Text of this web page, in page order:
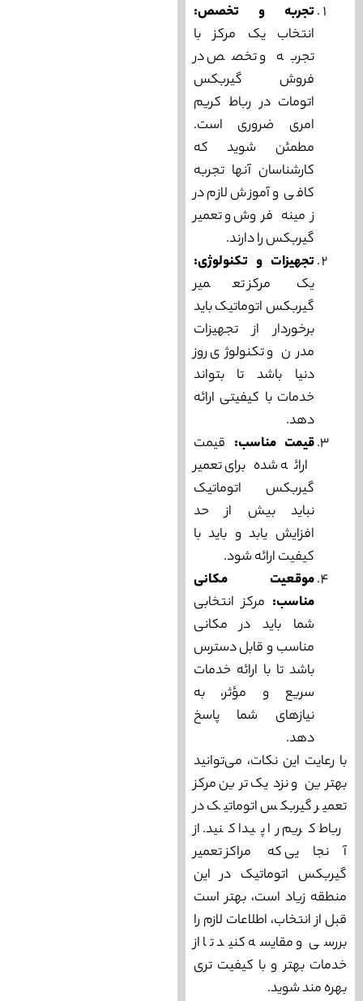
تجربه و تخصص:
انتخاب یک مرکز با
تجربه و تخصص در
فروش گیربکس
اتومات در رباط کریم
امری ضروری است.
مطمئن شوید که
کارشناسان آنها تجربه
کافی و آموزش لازم در
زمینه فروش و تعمیر
گیربکس را دارند.
تجهیزات و تکنولوژی:
یک مرکز تعمیر
گیربکس اتوماتیک باید
برخوردار از تجهیزات
مدرن و تکنولوژی روز
دنیا باشد تا بتواند
خدمات با کیفیتی ارائه
دهد.
قیمت مناسب: قیمت
ارائه شده برای تعمیر
گیربکس اتوماتیک
نباید بیش از حد
افزایش یابد و باید با
کیفیت ارائه شود.
موقعیت مکانی
مناسب: مرکز انتخابی
شما باید در مکانی
مناسب و قابل دسترس
باشد تا با ارائه خدمات
سریع و مؤثر، به
نیاز‌های شما پاسخ
دهد.
با رعایت این نکات، می‌‌‌توانید
بهترین و نزدیک ترین مرکز
تعمیر گیربکس اتوماتیک در
رباط‌ کریم را پیدا کنید. از
آنجایی که مراکز تعمیر
گیربکس اتوماتیک در این
منطقه زیاد است، بهتر است
قبل از انتخاب، اطلاعات لازم را
بررسی و مقایسه کنید تا از
خدمات بهتر و با کیفیت‌ تری
بهره ‌مند شوید.